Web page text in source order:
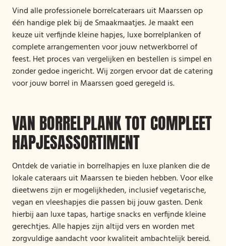
Vind alle professionele borrelcateraars uit Maarssen op
één handige plek bij de Smaakmaatjes. Je maakt een
keuze uit verfijnde kleine hapjes, luxe borrelplanken of
complete arrangementen voor jouw netwerkborrel of
feest. Het proces van vergelijken en bestellen is simpel en
zonder gedoe ingericht. Wij zorgen ervoor dat de catering
voor jouw borrel in Maarssen goed geregeld is.
VAN BORRELPLANK TOT COMPLEET
HAPJESASSORTIMENT
Ontdek de variatie in borrelhapjes en luxe planken die de
lokale cateraars uit Maarssen te bieden hebben. Voor elke
dieetwens zijn er mogelijkheden, inclusief vegetarische,
vegan en vleeshapjes die passen bij jouw gasten. Denk
hierbij aan luxe tapas, hartige snacks en verfijnde kleine
gerechtjes. Alle hapjes zijn altijd vers en worden met
zorgvuldige aandacht voor kwaliteit ambachtelijk bereid.